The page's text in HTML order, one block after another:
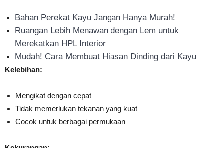
Bahan Perekat Kayu Jangan Hanya Murah!
Ruangan Lebih Menawan dengan Lem untuk
Merekatkan HPL Interior
Mudah! Cara Membuat Hiasan Dinding dari Kayu
Kelebihan:
Mengikat dengan cepat
Tidak memerlukan tekanan yang kuat
Cocok untuk berbagai permukaan